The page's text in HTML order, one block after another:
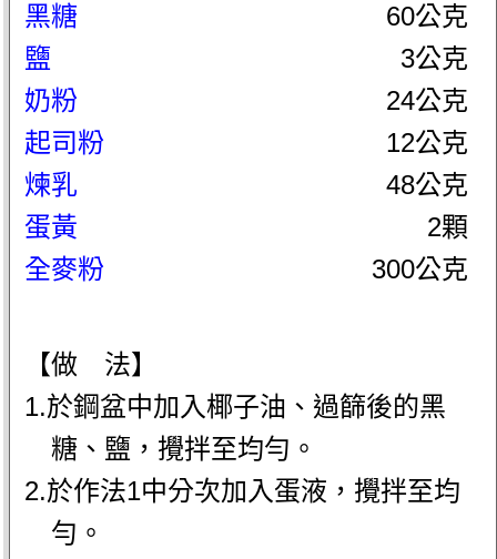
黑糖
60公克
鹽
3公克
奶粉
24公克
起司粉
12公克
煉乳
48公克
蛋黃
2顆
全麥粉
300公克
【做 法】
1.於鋼盆中加入椰子油、過篩後的黑
糖、鹽，攪拌至均勻。
2.於作法1中分次加入蛋液，攪拌至均
勻。